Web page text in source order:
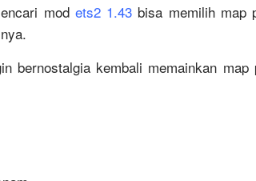
mod ets2 1.43 bisa memilih map
bernostalgia kembali memainkan map